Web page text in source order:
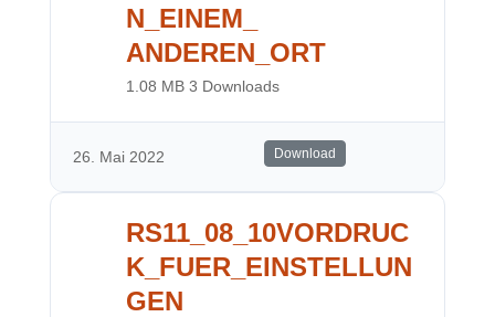
N_EINEM_
ANDEREN_ORT
1.08 MB 3 Downloads
26. Mai 2022 Download
RS11_08_10VORDRUC
K_FUER_EINSTELLUN
GEN